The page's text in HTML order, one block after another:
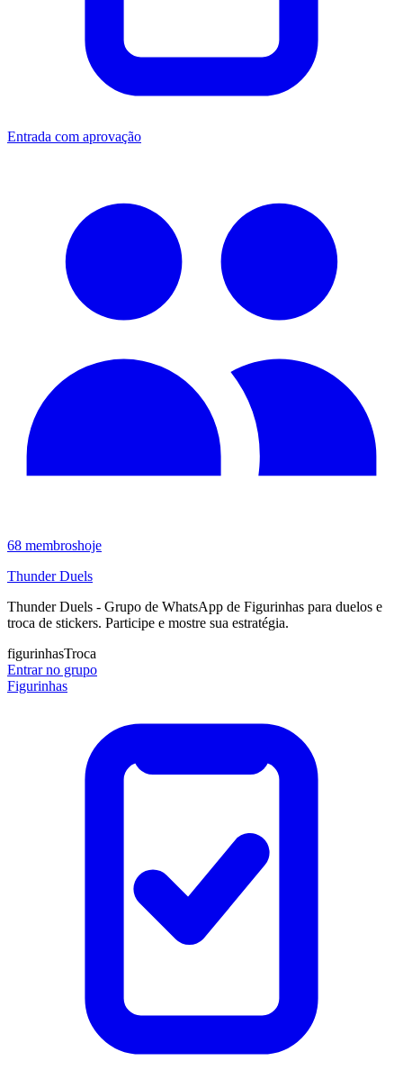
Entrada com aprovação
68 membroshoje
Thunder Duels
Thunder Duels - Grupo de WhatsApp de Figurinhas para duelos e
troca de stickers. Participe e mostre sua estratégia.
figurinhasTroca
Entrar no grupo
Figurinhas